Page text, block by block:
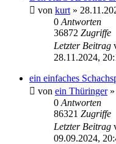
von kurt »
0 Antworten
36872 Zugriffe
Letzter Beitrag
28.11.2024,
ein einfaches
von ein Thüringer»
0 Antworten
86321 Zugriffe
Letzter Beitrag
09.09.2024,